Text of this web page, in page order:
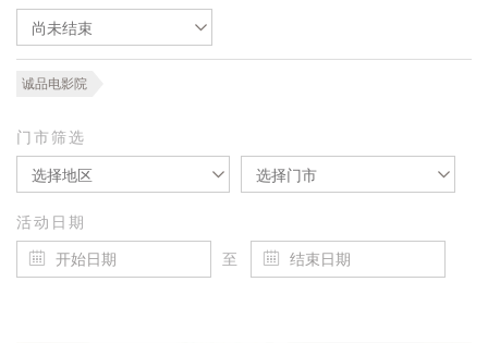
尚未结束
诚品电影院
门市筛选
选择地区 选择门市
活动日期
至